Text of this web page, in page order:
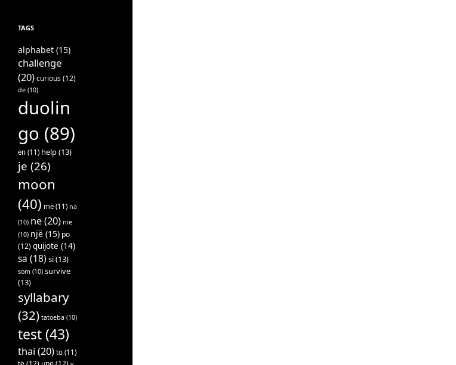
TAGS
alphabet (15)
challenge
(20)curious(12)
de (10)
duolin
go (89)
en (11) help(13)
je (26)
moon
(40) më (11) na
(10) ne(20) nie
(10) një (15) po
(12)quijote (14)
sa (18) si(13)
som (10) survive
(13)
syllabary
(32) tatoeba (10)
test (43)
thai (20) to (11)